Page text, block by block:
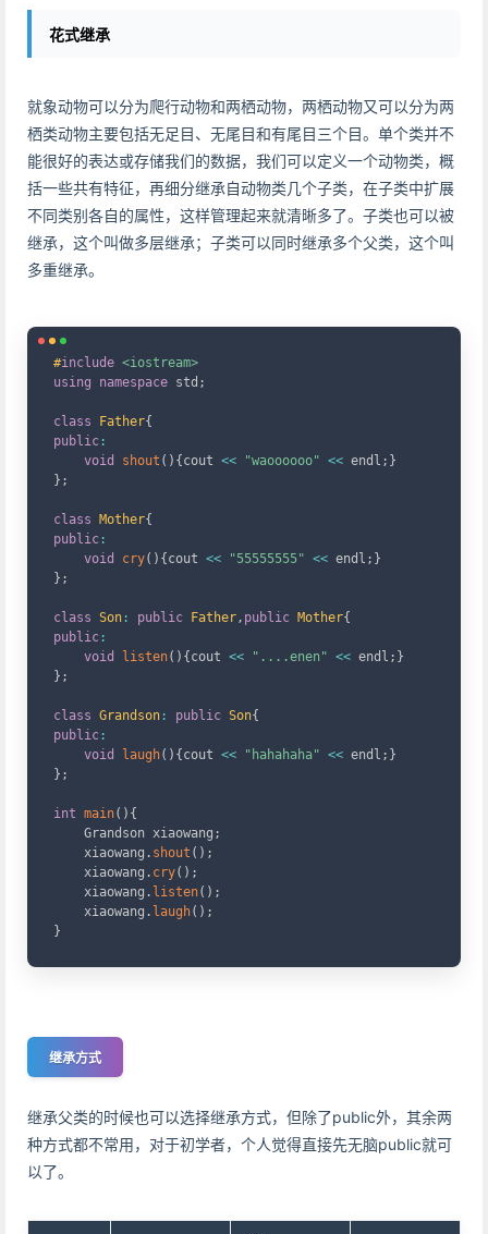
花式继承
就象动物可以分为爬行动物和两栖动物，两栖动物又可以分为两
栖类动物主要包括无足目、无尾目和有尾目三个目。单个类并不
能很好的表达或存储我们的数据，我们可以定义一个动物类，概
括一些共有特征，再细分继承自动物类几个子类，在子类中扩展
不同类别各自的属性，这样管理起来就清晰多了。子类也可以被
继承，这个叫做多层继承；子类可以同时继承多个父类，这个叫
多重继承。
#include <iostream>
using
namespace std ;
class Father{
public :
void
shout ( ) {cout << "waoooooo" << endl ; }
} ;
class Mother{
public :
void
cry( ) {cout << "55555555" << endl ; }
} ;
class Son : public Father , public Mother{
public :
void
listen( ) {cout << "....enen" << endl ; }
} ;
class Grandson : public Son{
public :
void
laugh( ) {cout << "hahahaha" << endl ; }
} ;
int main( ) {
    Grandson xiaowang
;
    xiaowang
. shout ( ) ;
    xiaowang
. cry( ) ;
    xiaowang
. listen( ) ;
    xiaowang
. laugh( ) ;
}
继承方式
继承父类的时候也可以选择继承方式，但除了public外，其余两
种方式都不常用，对于初学者，个人觉得直接先无脑public就可
以了。